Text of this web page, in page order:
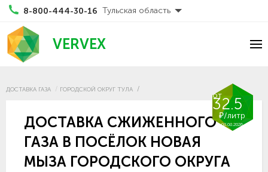
8-800-444-30-16 Тульская область
VERVEX
ДОСТАВКА ГАЗА ГОРОДСКОЙ ОКРУГ ТУЛА
от
32.5
₽/литр
08.08.2026
ДОСТАВКА СЖИЖЕННОГО
ГАЗА В ПОСЁЛОК НОВАЯ
МЫЗА ГОРОДСКОГО ОКРУГА